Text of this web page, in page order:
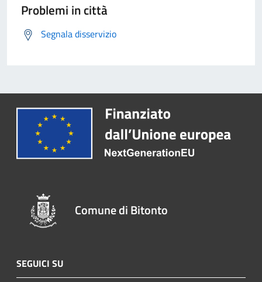
Problemi in città
Segnala disservizio
Comune di Bitonto
SEGUICI SU